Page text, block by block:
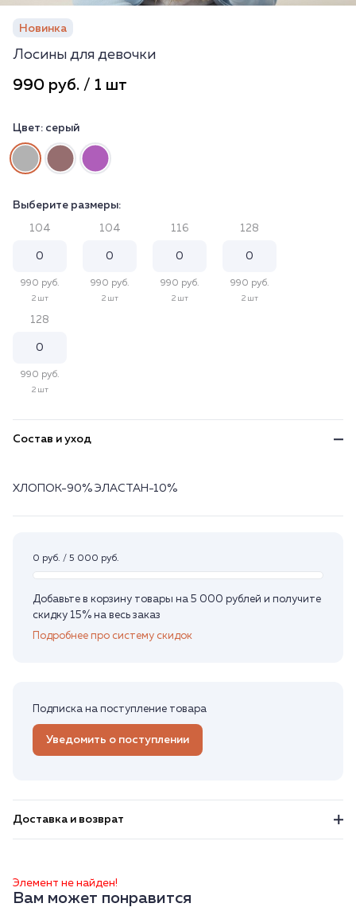
Новинка
Лосины для девочки
990 руб. / 1 шт
Цвет: серый
Выберите размеры:
104
990 руб.
2 шт
104
990 руб.
2 шт
116
990 руб.
2 шт
128
990 руб.
2 шт
128
990 руб.
2 шт
Состав и уход
ХЛОПОК-90% ЭЛАСТАН-10%
0 руб. / 5 000 руб.
Добавьте в корзину товары на 5 000 рублей и получите
скидку 15% на весь заказ
Подробнее про систему скидок
Подписка на поступление товара
Уведомить о поступлении
Доставка и возврат
Элемент не найден!
Вам может понравится